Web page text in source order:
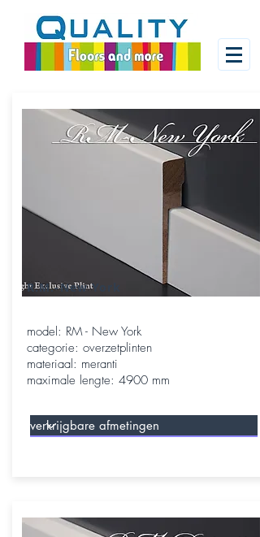
R.M.-New York
model: RM - New York
categorie: overzetplinten
materiaal: meranti
maximale lengte: 4900 mm